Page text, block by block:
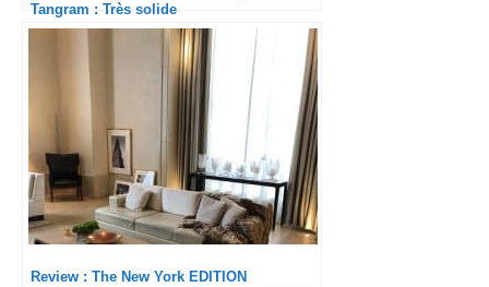
Tangram : Très solide
Review : The New York EDITION